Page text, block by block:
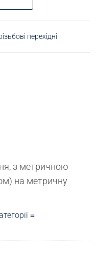
перехідні
з метричною
на метричну
≡